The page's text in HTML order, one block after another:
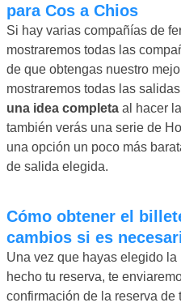
para Cos a Chios
Si hay varias compañías de
mostraremos todas las
de que obtengas nuestro
mostraremos todas las
una idea completa al hacer
también verás una serie de
una opción un poco más
de salida elegida.
Cómo obtener el billete y cómo hacer
cambios si es
Una vez que hayas elegido
hecho tu reserva, te
confirmación de la reserva de